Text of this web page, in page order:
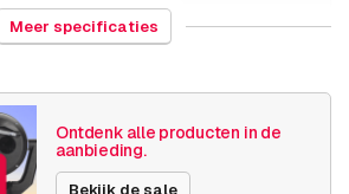
852589
205 x 545 x 235 millimeters
Meer specificaties
Ontdenk alle producten in de
aanbieding.
Bekijk de sale